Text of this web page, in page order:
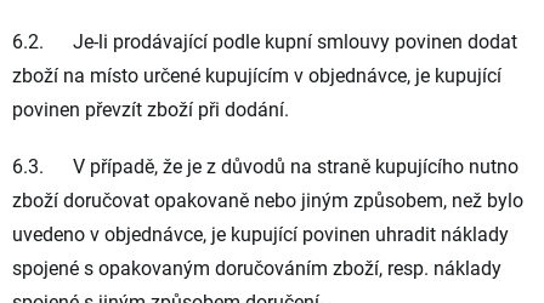
6.2. Je-li prodávající podle kupní smlouvy povinen dodat
zboží na místo určené kupujícím v objednávce, je kupující
povinen převzít zboží při dodání.
6.3. V případě, že je z důvodů na straně kupujícího nutno
zboží doručovat opakovaně nebo jiným způsobem, než bylo
uvedeno v objednávce, je kupující povinen uhradit náklady
spojené s opakovaným doručováním zboží, resp. náklady